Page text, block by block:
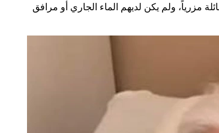
مزرياً، ولم يكن لديهم الماء الجاري أو مرافق